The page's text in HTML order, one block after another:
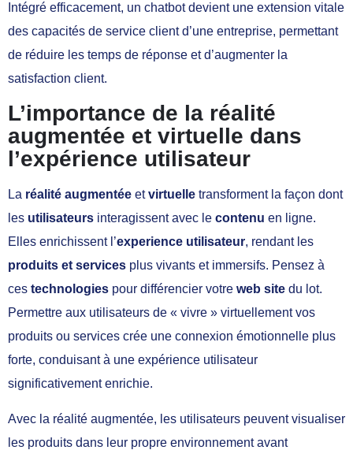
Intégré efficacement, un chatbot devient une extension vitale
des capacités de service client d’une entreprise, permettant
de réduire les temps de réponse et d’augmenter la
satisfaction client.
L’importance de la réalité
augmentée et virtuelle dans
l’expérience utilisateur
La réalité augmentée etvirtuelle transforment la façon dont
les utilisateurs interagissent avec le contenu en ligne.
Elles enrichissent l’experience utilisateur, rendant les
produits et services plus vivants et immersifs. Pensez à
ces technologies pour différencier votre web site du lot.
Permettre aux utilisateurs de « vivre » virtuellement vos
produits ou services crée une connexion émotionnelle plus
forte, conduisant à une expérience utilisateur
significativement enrichie.
Avec la réalité augmentée, les utilisateurs peuvent visualiser
les produits dans leur propre environnement avant